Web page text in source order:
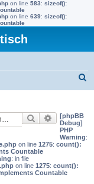
on line 583: sizeof():
on line 639: sizeof():
Suche Erweiterte
[phpBB
Debug]
PHP
Warning:
on line 1275: count():
Countable
: in file
on line 1275: count():
Countable